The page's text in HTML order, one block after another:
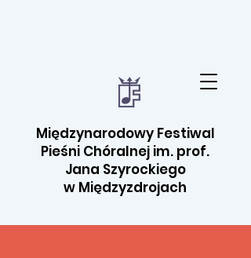
Międzynarodowy Festiwal
Pieśni Chóralnej im. prof.
Jana Szyrockiego
w Międzyzdrojach